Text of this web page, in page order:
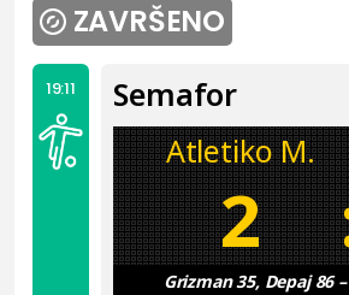
ZAVRŠENO
19:11 Semafor
Grizman 35, Depaj 86
Atletiko M.
2